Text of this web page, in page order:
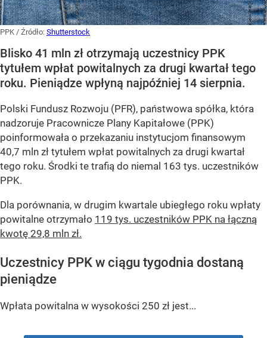
PPK / Źródło: Shutterstock
Blisko 41 mln zł otrzymają uczestnicy PPK
tytułem wpłat powitalnych za drugi kwartał tego
roku. Pieniądze wpłyną najpóźniej 14 sierpnia.
Polski Fundusz Rozwoju (PFR), państwowa spółka, która
nadzoruje Pracownicze Plany Kapitałowe (PPK)
poinformowała o przekazaniu instytucjom finansowym
40,7 mln zł tytułem wpłat powitalnych za drugi kwartał
tego roku. Środki te trafią do niemal 163 tys. uczestników
PPK.
Dla porównania, w drugim kwartale ubiegłego roku wpłaty
powitalne otrzymało 119 tys. uczestników PPK na łączną
kwotę 29,8 mln zł.
Uczestnicy PPK w ciągu tygodnia dostaną
pieniądze
Wpłata powitalna w wysokości 250 zł jest...